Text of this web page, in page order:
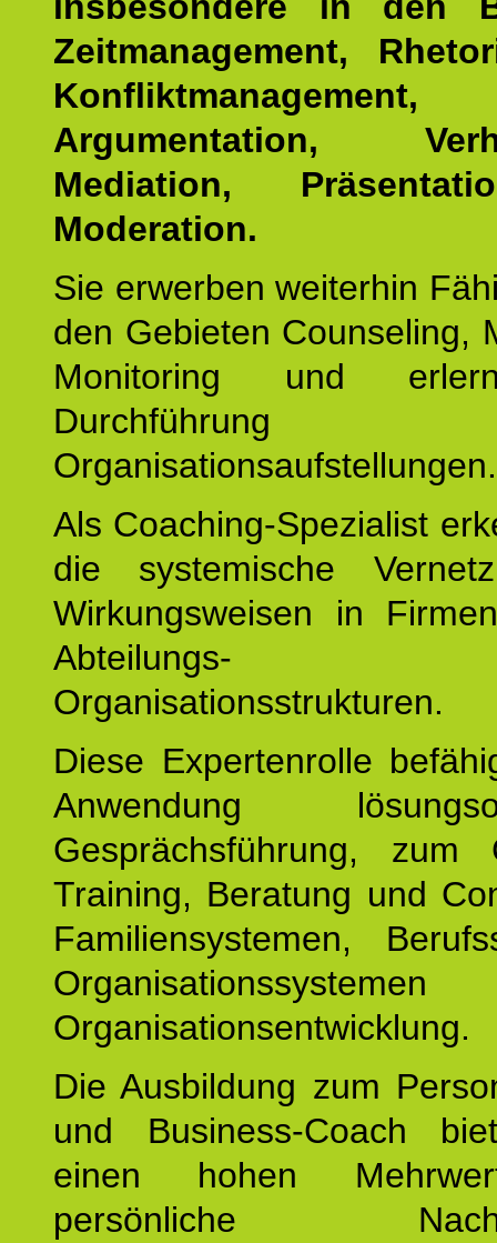
Zeitmanagement,
Konfliktmanagement,
Argumentation,
Mediation,
Moderation.
Sie erwerben weiterhin
den Gebieten Counseling,
Monitoring und
Organisationsaufstellungen.
Als Coaching-Spezialist
die systemische
Wirkungsweisen in
Abteilungs-
Organisationsstrukturen.
Diese Expertenrolle
Anwendung
Gesprächsführung, zum
Training, Beratung und
Familiensystemen,
Organisationsentwicklung.
Die Ausbildung zum
und Business-Coach
einen hohen
persönliche